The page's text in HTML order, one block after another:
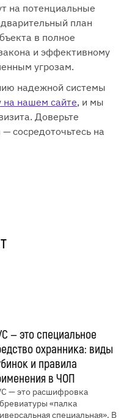
на потенциальные
план
в полное
и эффективному
угрозам.
надежной системы
на нашем сайте, и мы
Доверьте
сосредоточьтесь на
— это специальное
охранника: виды
и правила
в ЧОП
— это расшифровка
«палка
специальная». В